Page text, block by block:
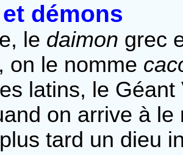
démons
le daimon grec
on le nomme
latins, le
on arrive à
tard un dieu